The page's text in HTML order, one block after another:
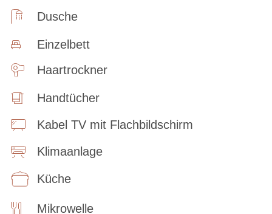
Dusche
Einzelbett
Haartrockner
Handtücher
Kabel TV mit Flachbildschirm
Klimaanlage
Küche
Mikrowelle